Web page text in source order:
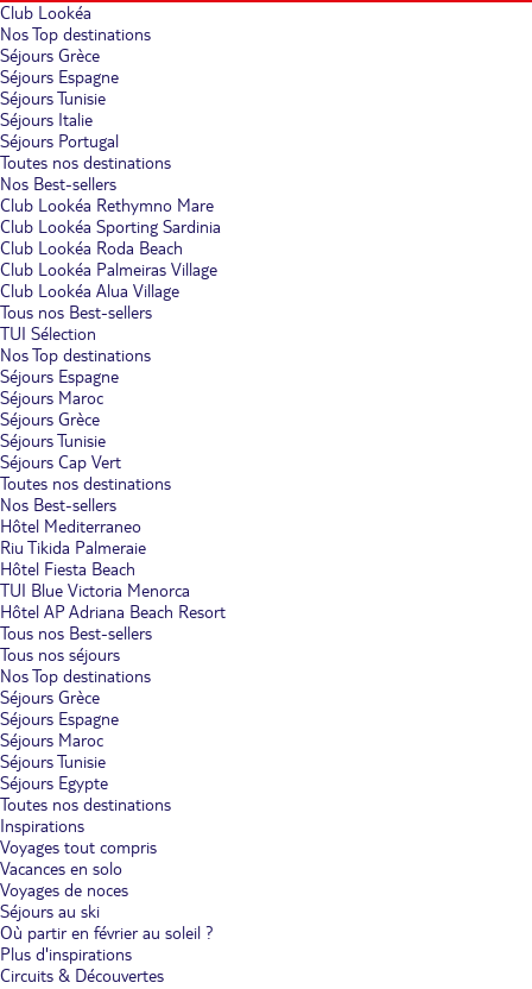
Club Lookéa
Nos Top destinations
Séjours Grèce
Séjours Espagne
Séjours Tunisie
Séjours Italie
Séjours Portugal
Toutes nos destinations
Nos Best-sellers
Club Lookéa Rethymno Mare
Club Lookéa Sporting Sardinia
Club Lookéa Roda Beach
Club Lookéa Palmeiras Village
Club Lookéa Alua Village
Tous nos Best-sellers
TUI Sélection
Nos Top destinations
Séjours Espagne
Séjours Maroc
Séjours Grèce
Séjours Tunisie
Séjours Cap Vert
Toutes nos destinations
Nos Best-sellers
Hôtel Mediterraneo
Riu Tikida Palmeraie
Hôtel Fiesta Beach
TUI Blue Victoria Menorca
Hôtel AP Adriana Beach Resort
Tous nos Best-sellers
Tous nos séjours
Nos Top destinations
Séjours Grèce
Séjours Espagne
Séjours Maroc
Séjours Tunisie
Séjours Egypte
Toutes nos destinations
Inspirations
Voyages tout compris
Vacances en solo
Voyages de noces
Séjours au ski
Où partir en février au soleil ?
Plus d'inspirations
Circuits & Découvertes